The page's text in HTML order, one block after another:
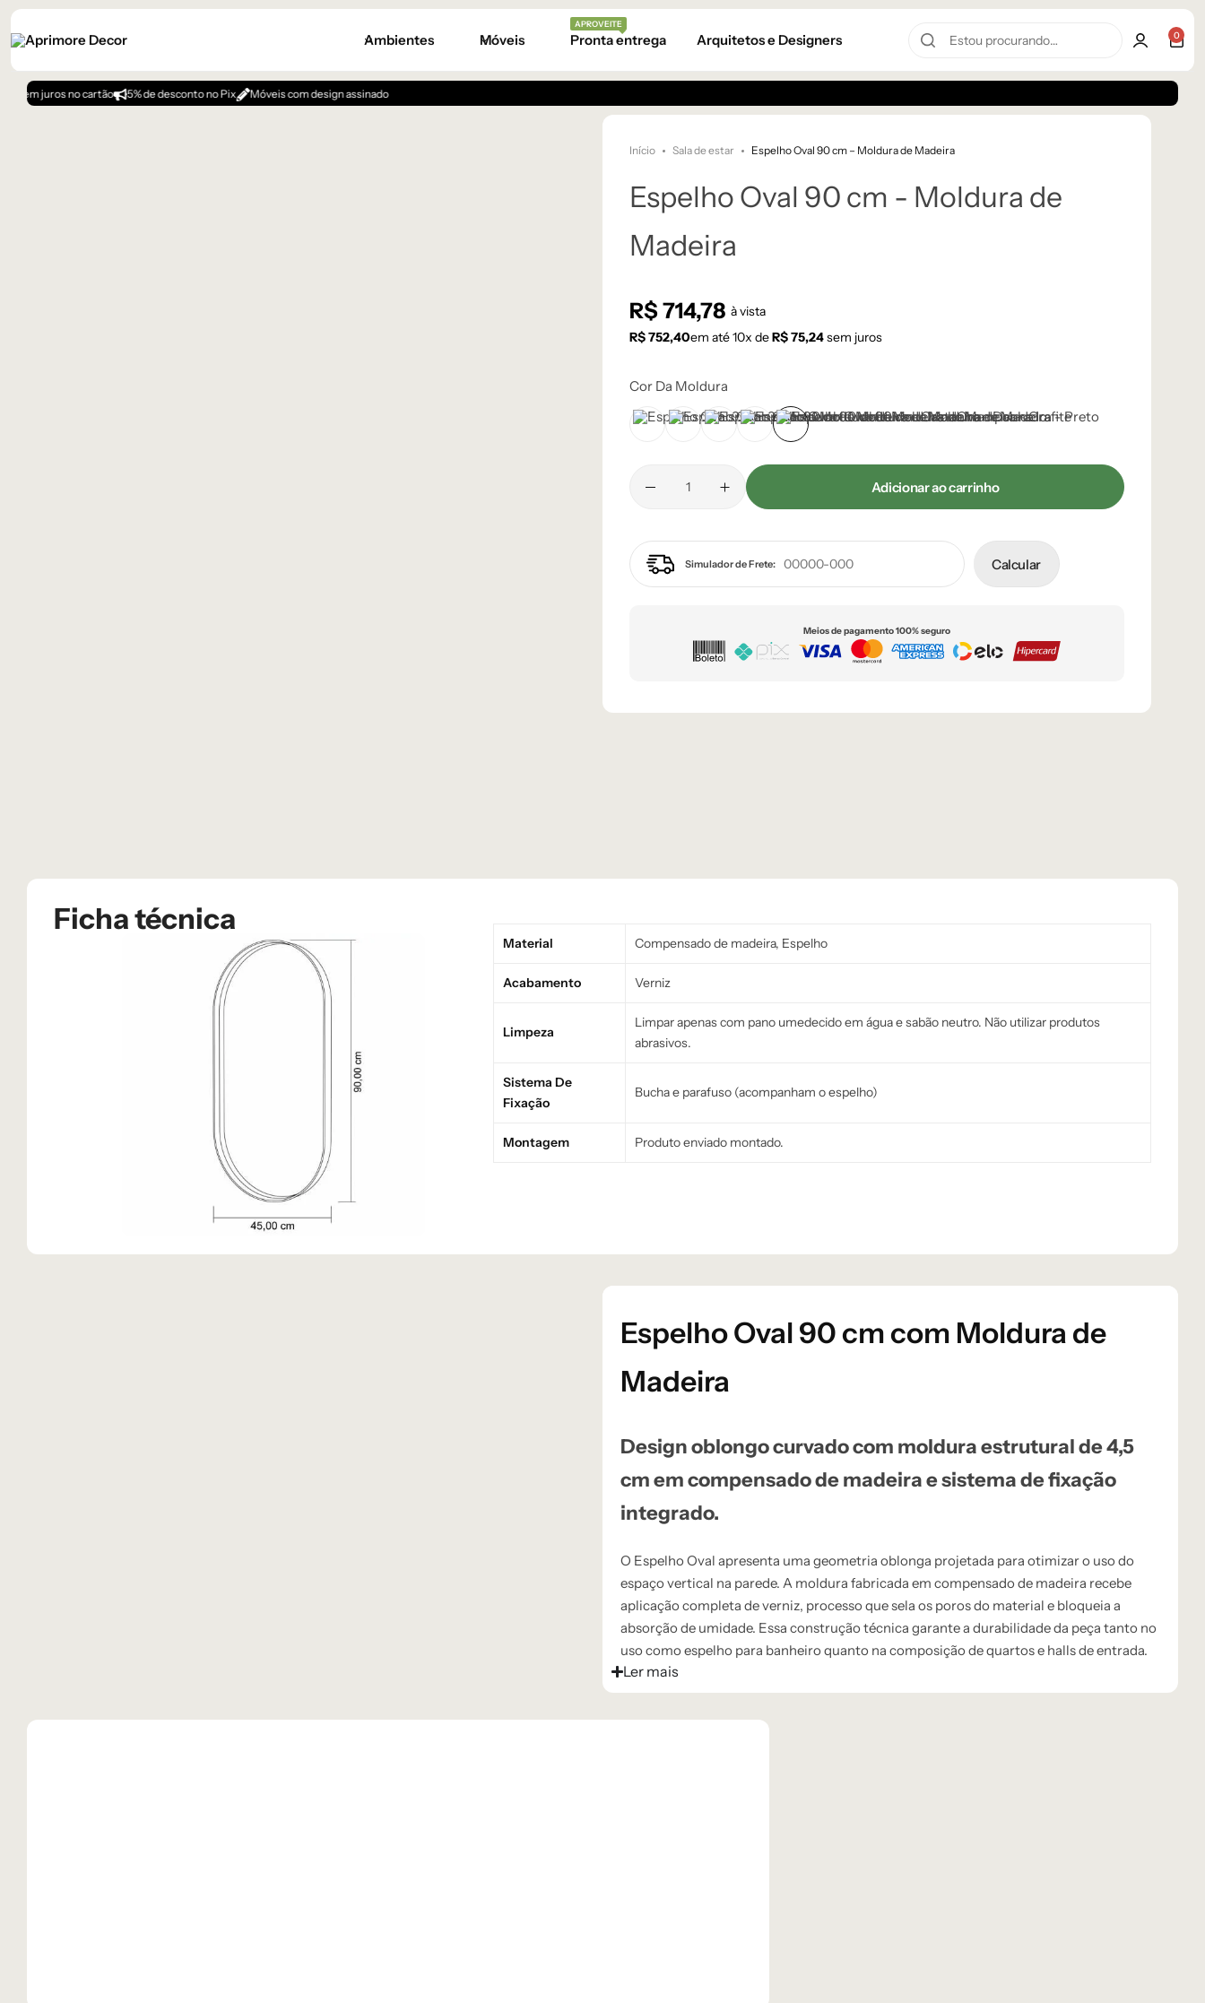
Ambientes Móveis Pronta entrega
APROVEITE
Arquitetos e Designers 0
no cartão 5% de desconto no Pix Móveis com design assinado
Início Sala de estar Espelho Oval 90 cm – Moldura de Madeira
Espelho Oval 90 cm - Moldura de
Madeira
R$714,78 à vista
R$752,40em até10x deR$75,24sem juros
Cor Da Moldura
CastanhoChampanhe
DouradoGrafitePreto
Adicionar ao carrinho
Simulador de Frete: Calcular
Meios de pagamento 100% seguro
Ficha técnica
Material Compensado de madeira, Espelho
Acabamento Verniz
Limpeza
Limpar apenas com pano umedecido em água e sabão neutro. Não utilizar produtos
abrasivos.
Sistema De
Fixação
Bucha e parafuso (acompanham o espelho)
Montagem Produto enviado montado.
Espelho Oval 90 cm com Moldura de
Madeira
Design oblongo curvado com moldura estrutural de 4,5
cm em compensado de madeira e sistema de fixação
integrado.
O Espelho Oval apresenta uma geometria oblonga projetada para otimizar o uso do
espaço vertical na parede. A moldura fabricada em compensado de madeira recebe
aplicação completa de verniz, processo que sela os poros do material e bloqueia a
absorção de umidade. Essa construção técnica garante a durabilidade da peça tanto no
uso como espelho para banheiro quanto na composição de quartos e halls de entrada.
Ler mais